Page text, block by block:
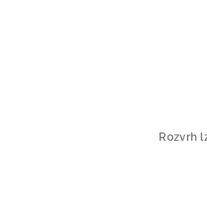
Rozvrh